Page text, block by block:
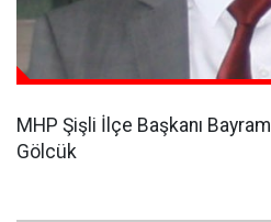
MHP Şişli İlçe Başkanı Bayram
Gölcük